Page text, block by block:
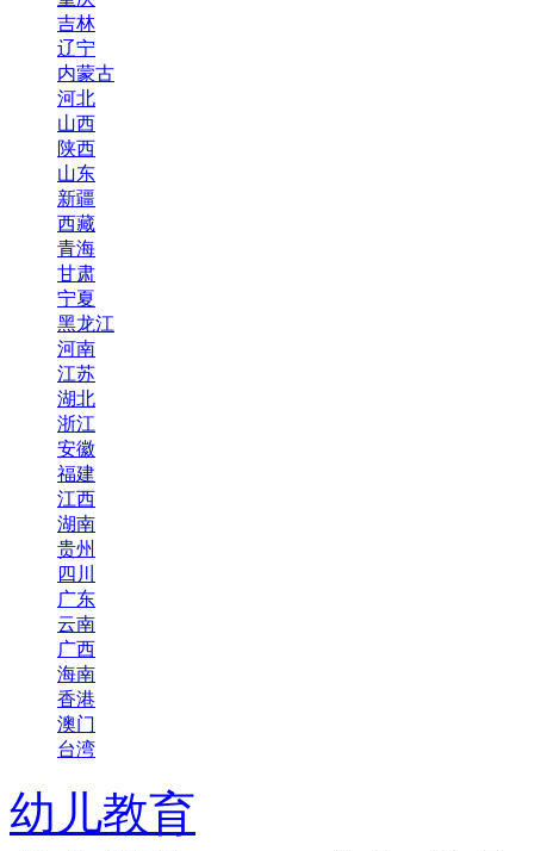
吉林
辽宁
内蒙古
河北
山西
陕西
山东
新疆
西藏
青海
甘肃
宁夏
黑龙江
河南
江苏
湖北
浙江
安徽
福建
江西
湖南
贵州
四川
广东
云南
广西
海南
香港
澳门
台湾
幼儿教育